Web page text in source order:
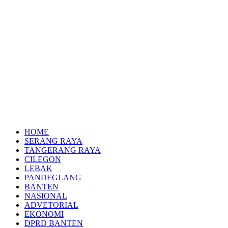
HOME
SERANG RAYA
TANGERANG RAYA
CILEGON
LEBAK
PANDEGLANG
BANTEN
NASIONAL
ADVETORIAL
EKONOMI
DPRD BANTEN